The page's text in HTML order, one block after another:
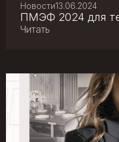
Новости13.06.2024
ПМЭФ 2024 для
Читать